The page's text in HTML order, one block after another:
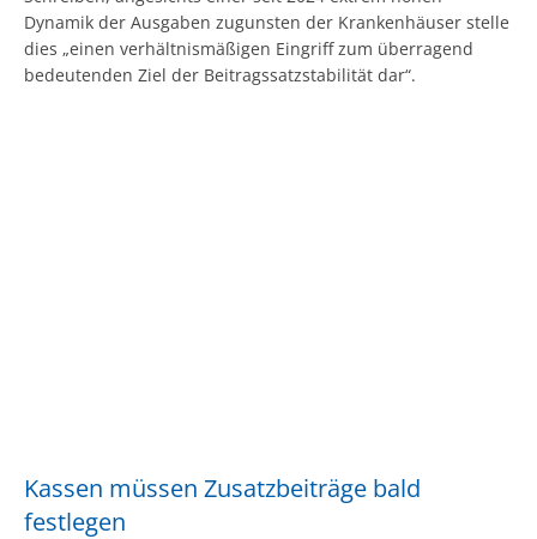
Dynamik der Ausgaben zugunsten der Krankenhäuser stelle
dies „einen verhältnismäßigen Eingriff zum überragend
bedeutenden Ziel der Beitragssatzstabilität dar“.
Kassen müssen Zusatzbeiträge bald
festlegen